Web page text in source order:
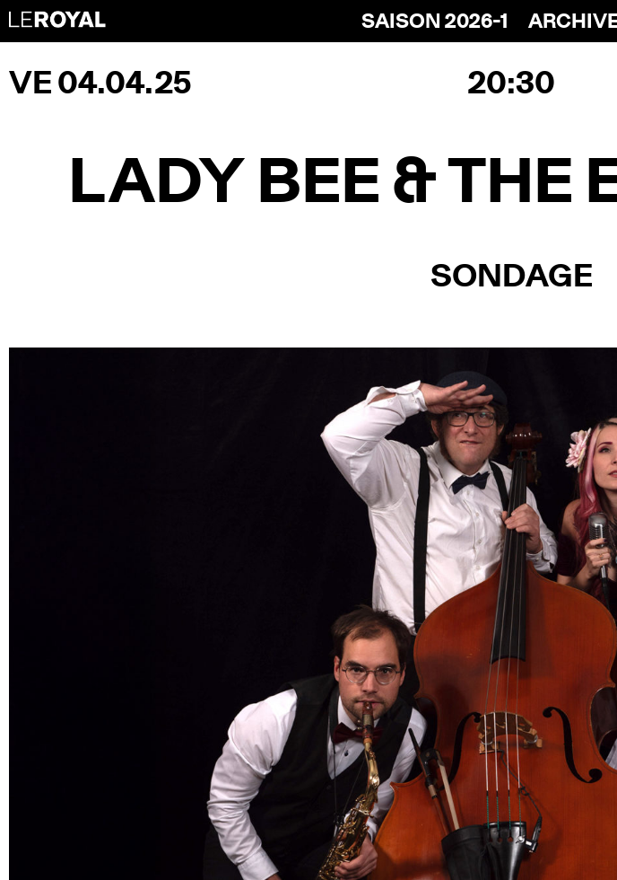
SAISON 2026-1
VE 04.04.25 20:30
LADY BEE & THE
SONDAGE